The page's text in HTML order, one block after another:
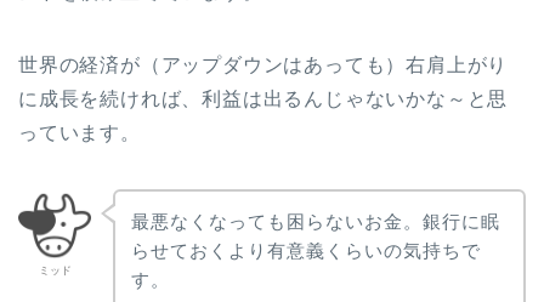
世界の経済が（アップダウンはあっても）右肩上がり
に成長を続ければ、利益は出るんじゃないかな～と思
っています。
ミッド
最悪なくなっても困らないお金。銀行に眠
らせておくより有意義くらいの気持ちで
す。